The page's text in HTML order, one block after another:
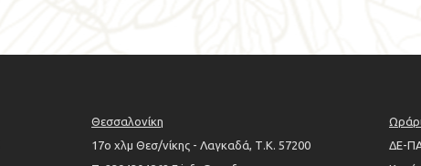
Θεσσαλονίκη
17ο χλμ Θεσ/νίκης - Λαγκαδά, Τ.Κ. 57200
ΔΕ-